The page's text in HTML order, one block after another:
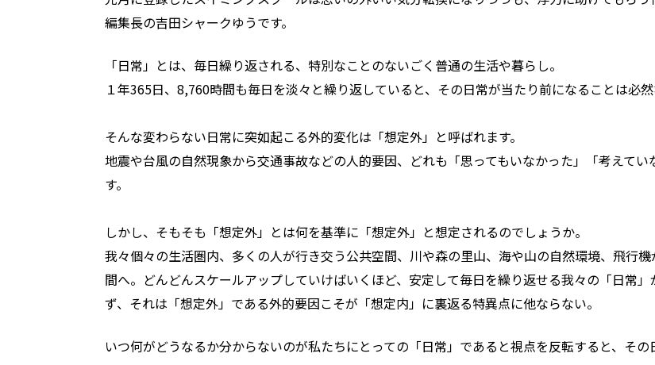
編集長の吉田シャークゆうです。
「日常」とは、毎日繰り返される、特別なことのないごく普通の生活や暮らし。
１年365日、8,760時間も毎日を淡々と繰り返していると、その日常が当たり前になることは必然
そんな変わらない日常に突如起こる外的変化は「想定外」と呼ばれます。
地震や台風の自然現象から交通事故などの人的要因、どれも「思ってもいなかった」「考えて
す。
しかし、そもそも「想定外」とは何を基準に「想定外」と想定されるのでしょうか。
我々個々の生活圏内、多くの人が行き交う公共空間、川や森の里山、海や山の自然環境、飛行
間へ。どんどんスケールアップしていけばいくほど、安定して毎日を繰り返せる我々の「日常
ず、それは「想定外」である外的要因こそが「想定内」に裏返る特異点に他ならない。
いつ何がどうなるか分からないのが私たちにとっての「日常」であると視点を反転すると、そ